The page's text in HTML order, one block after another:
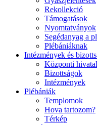
Rekollekció
Támogatások
Nyomtatványok
Segédanyag a
Plébániáknak
Intézmények és
Központi hivatal
Bizottságok
Intézmények
Plébániák
Templomok
Hova tartozom?
Térkép